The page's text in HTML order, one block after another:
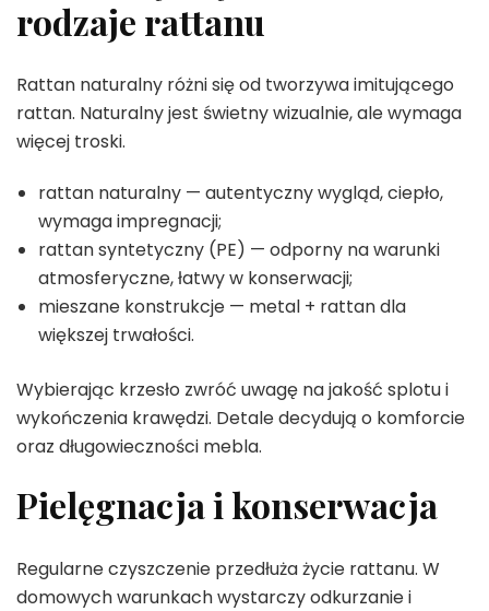
rodzaje rattanu
Rattan naturalny różni się od tworzywa imitującego
rattan. Naturalny jest świetny wizualnie, ale wymaga
więcej troski.
rattan naturalny — autentyczny wygląd, ciepło,
wymaga impregnacji;
rattan syntetyczny (PE) — odporny na warunki
atmosferyczne, łatwy w konserwacji;
mieszane konstrukcje — metal + rattan dla
większej trwałości.
Wybierając krzesło zwróć uwagę na jakość splotu i
wykończenia krawędzi. Detale decydują o komforcie
oraz długowieczności mebla.
Pielęgnacja i konserwacja
Regularne czyszczenie przedłuża życie rattanu. W
domowych warunkach wystarczy odkurzanie i